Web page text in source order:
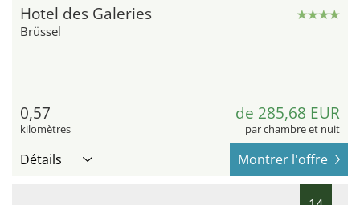
Hotel des Galeries
Brüssel
0,57
kilomètres
de 285,68 EUR
par chambre et nuit
Détails Montrer l'offre